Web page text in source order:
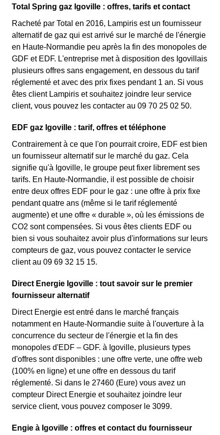
Total Spring gaz Igoville : offres, tarifs et contact
Racheté par Total en 2016, Lampiris est un fournisseur
alternatif de gaz qui est arrivé sur le marché de l'énergie
en Haute-Normandie peu après la fin des monopoles de
GDF et EDF. L'entreprise met à disposition des Igovillais
plusieurs offres sans engagement, en dessous du tarif
réglementé et avec des prix fixes pendant 1 an. Si vous
êtes client Lampiris et souhaitez joindre leur service
client, vous pouvez les contacter au 09 70 25 02 50.
EDF gaz Igoville : tarif, offres et téléphone
Contrairement à ce que l'on pourrait croire, EDF est bien
un fournisseur alternatif sur le marché du gaz. Cela
signifie qu'à Igoville, le groupe peut fixer librement ses
tarifs. En Haute-Normandie, il est possible de choisir
entre deux offres EDF pour le gaz : une offre à prix fixe
pendant quatre ans (même si le tarif réglementé
augmente) et une offre « durable », où les émissions de
CO2 sont compensées. Si vous êtes clients EDF ou
bien si vous souhaitez avoir plus d'informations sur leurs
compteurs de gaz, vous pouvez contacter le service
client au 09 69 32 15 15.
Direct Energie Igoville : tout savoir sur le premier
fournisseur alternatif
Direct Energie est entré dans le marché français
notamment en Haute-Normandie suite à l'ouverture à la
concurrence du secteur de l'énergie et la fin des
monopoles d'EDF – GDF. à Igoville, plusieurs types
d'offres sont disponibles : une offre verte, une offre web
(100% en ligne) et une offre en dessous du tarif
réglementé. Si dans le 27460 (Eure) vous avez un
compteur Direct Energie et souhaitez joindre leur
service client, vous pouvez composer le 3099.
Engie à Igoville : offres et contact du fournisseur